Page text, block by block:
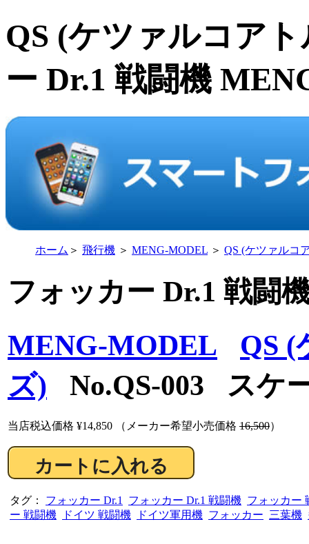
QS (ケツァルコア
ー Dr.1 戦闘機
ホーム ＞ 飛行機 ＞ MENG-MODEL ＞ QS (ケツァルコ
フォッカー Dr.1 戦闘
MENG-MODEL
QS (
ズ) No.QS-003 スケ
当店税込価格 ¥14,850 （メーカー希望小売価格 16,500）
タグ： フォッカー Dr.1 フォッカー Dr.1 戦闘機 フォッカー
ー 戦闘機
ドイツ 戦闘機 ドイツ軍用機 フォッカー 三葉機